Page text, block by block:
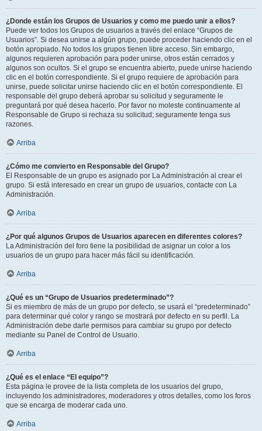
¿Donde están los Grupos de Usuarios y como me puedo unir a ellos?
Puede ver todos los Grupos de usuarios a través del enlace “Grupos de
Usuarios”. Si desea unirse a algún grupo, puede proceder haciendo clic en el
botón apropiado. No todos los grupos tienen libre acceso. Sin embargo,
algunos requieren aprobación para poder unirse, otros están cerrados y
algunos son ocultos. Si el grupo se encuentra abierto, puede unirse haciendo
clic en el botón correspondiente. Si el grupo requiere de aprobación para
unirse, puede solicitar unirse haciendo clic en el botón correspondiente. El
responsable del grupo deberá aprobar su solicitud y seguramente le
preguntará por qué desea hacerlo. Por favor no moleste continuamente al
Responsable de Grupo si rechaza su solicitud; seguramente tenga sus
razones.
Arriba
¿Cómo me convierto en Responsable del Grupo?
El Responsable de un grupo es asignado por La Administración al crear el
grupo. Si está interesado en crear un grupo de usuarios, contacte con La
Administración.
Arriba
¿Por qué algunos Grupos de Usuarios aparecen en diferentes colores?
La Administración del foro tiene la posibilidad de asignar un color a los
usuarios de un grupo para hacer más fácil su identificación.
Arriba
¿Qué es un “Grupo de Usuarios predeterminado”?
Si es miembro de más de un grupo por defecto, se usará el “predeterminado”
para determinar qué color y rango se mostrará por defecto en su perfil. La
Administración debe darle permisos para cambiar su grupo por defecto
mediante su Panel de Control de Usuario.
Arriba
¿Qué es el enlace “El equipo”?
Esta página le provee de la lista completa de los usuarios del grupo,
incluyendo los administradores, moderadores y otros detalles, como los foros
que se encarga de moderar cada uno.
Arriba